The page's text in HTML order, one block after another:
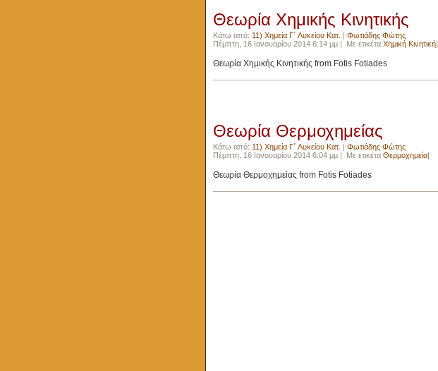
Θεωρία Χημικής Κινητικής
Κάτω από: 11) Χημεία Γ΄ Λυκείου Κατ. | Φωτιάδης Φώτης
Πέμπτη, 16 Ιανουαρίου 2014 6:14 μμ | Με ετικέτα Χημική Κινητική|
Θεωρία Χημικής Κινητικής from Fotis Fotiades
Θεωρία Θερμοχημείας
Κάτω από: 11) Χημεία Γ΄ Λυκείου Κατ. | Φωτιάδης Φώτης
Πέμπτη, 16 Ιανουαρίου 2014 6:04 μμ | Με ετικέτα Θερμοχημεία|
Θεωρία Θερμοχημείας from Fotis Fotiades